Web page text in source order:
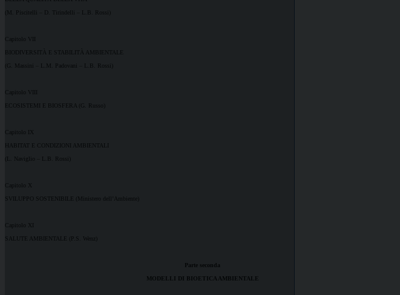
(M. Piscitelli – D. Tirindelli – L.B. Rossi)
Capitolo VII
BIODIVERSITÀ E STABILITÀ AMBIENTALE
(G. Massini – L.M. Padovani – L.B. Rossi)
Capitolo VIII
ECOSISTEMI E BIOSFERA (G. Russo)
Capitolo IX
HABITAT E CONDIZIONI AMBIENTALI
(L. Naviglio – L.B. Rossi)
Capitolo X
SVILUPPO SOSTENIBILE (Ministero dell’Ambiente)
Capitolo XI
SALUTE AMBIENTALE (P.S. Wenz)
Parte seconda
MODELLI DI BIOETICA AMBIENTALE